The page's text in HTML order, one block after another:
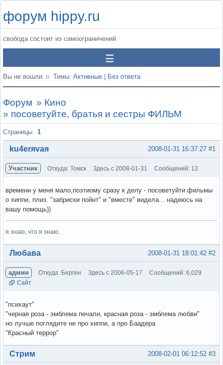
форум hippy.ru
свобода состоит из самоограничений
Вы не вошли. Темы: Активные Без ответа
Форум » Кино
» посоветуйте, братья и сестры ФИЛЬМ
Страницы 1
#1
2008-01-31 16:37:27
ku4erяvaя
Участник Откуда: Томск Здесь с 2008-01-31 Сообщений: 12
времени у меня мало,поэтиому сразу к делу - посоветуйти фильмы
о хиппи, плиз. "забриски пойнт" и "вместе" видела... надеюсь на
вашу помощь))
я знаю, что я знаю.
Вне форума #2
2008-01-31 18:01:42
Любава
админ Откуда: Берген Здесь с 2006-05-17
Сообщений: 6,029
Сайт
"психаут"
"черная роза - эмблема печали, красная роза - эмблема любви"
но лучше поглядите не про хиппи, а про Баадера
"Красный террор"
Вне форума #3
2008-02-01 06:12:52
Стрим